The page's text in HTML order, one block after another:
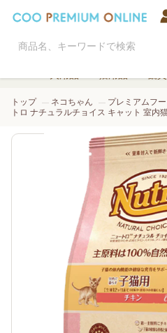
トップ ネコちゃん プレミアムフ
トロ ナチュラルチョイス キャット 室内